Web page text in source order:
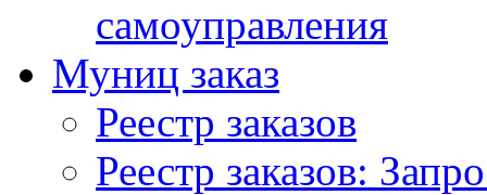
самоуправления
Муниц заказ
Реестр заказов
Реестр заказов: